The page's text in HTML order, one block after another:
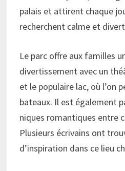
palais et attirent chaque
recherchent calme et
Le parc offre aux familles
divertissement avec un
et le populaire lac, où l’on
bateaux. Il est également
niques romantiques entre
Plusieurs écrivains ont
d’inspiration dans ce lieu